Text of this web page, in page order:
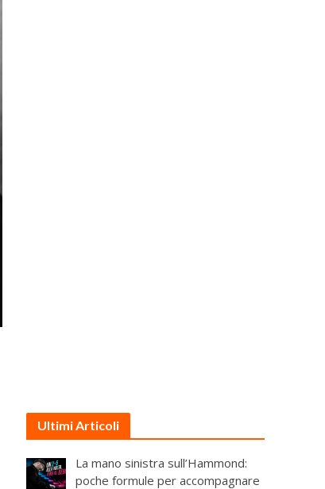
Ultimi Articoli
La mano sinistra sull’Hammond:
poche formule per accompagnare